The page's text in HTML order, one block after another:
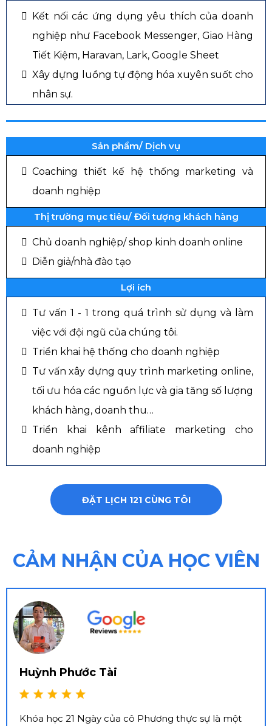
Kết nối các ứng dụng yêu thích của doanh
nghiệp như Facebook Messenger, Giao Hàng
Tiết Kiệm, Haravan, Lark, Google Sheet
Xây dựng luồng tự động hóa xuyên suốt cho
nhân sự.
Sản phẩm/ Dịch vụ
Coaching thiết kế hệ thống marketing và
doanh nghiệp
Thị trường mục tiêu/ Đối tượng khách hàng
Chủ doanh nghiệp/ shop kinh doanh online
Diễn giả/nhà đào tạo
Lợi ích
Tư vấn 1 - 1 trong quá trình sử dụng và làm
việc với đội ngũ của chúng tôi.
Triển khai hệ thống cho doanh nghiệp
Tư vấn xây dựng quy trình marketing online,
tối ưu hóa các nguồn lực và gia tăng số lượng
khách hàng, doanh thu…
Triển khai kênh affiliate marketing cho
doanh nghiệp
ĐẶT LỊCH 121 CÙNG TÔI
CẢM NHẬN CỦA HỌC VIÊN
Huỳnh Phước Tài
Khóa học 21 Ngày của cô Phương thực sự là một